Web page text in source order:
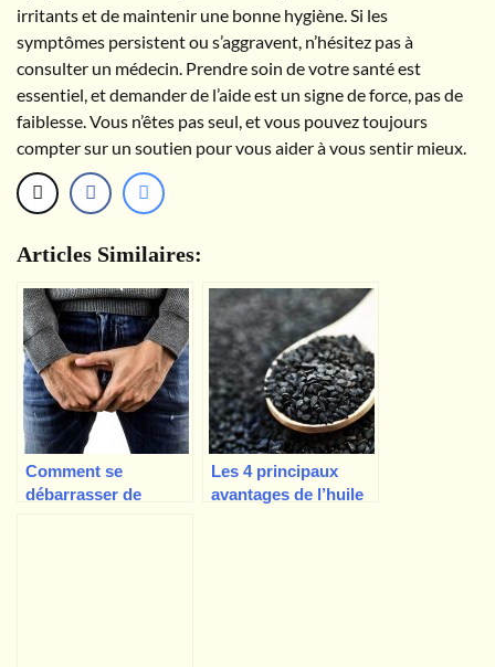
irritants et de maintenir une bonne hygiène. Si les
symptômes persistent ou s’aggravent, n’hésitez pas à
consulter un médecin. Prendre soin de votre santé est
essentiel, et demander de l’aide est un signe de force, pas de
faiblesse. Vous n’êtes pas seul, et vous pouvez toujours
compter sur un soutien pour vous aider à vous sentir mieux.
Articles Similaires:
Comment se
débarrasser de
Les 4 principaux
avantages de l’huile